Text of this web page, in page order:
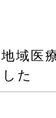
域医
た